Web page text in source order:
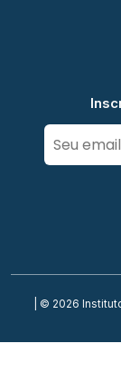
| © 2026